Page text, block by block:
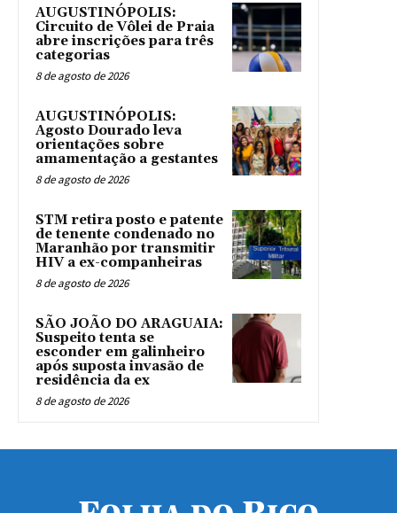
AUGUSTINÓPOLIS:
Circuito de Vôlei de Praia
abre inscrições para três
categorias
8 de agosto de 2026
AUGUSTINÓPOLIS:
Agosto Dourado leva
orientações sobre
amamentação a gestantes
8 de agosto de 2026
STM retira posto e patente
de tenente condenado no
Maranhão por transmitir
HIV a ex-companheiras
8 de agosto de 2026
SÃO JOÃO DO ARAGUAIA:
Suspeito tenta se
esconder em galinheiro
após suposta invasão de
residência da ex
8 de agosto de 2026